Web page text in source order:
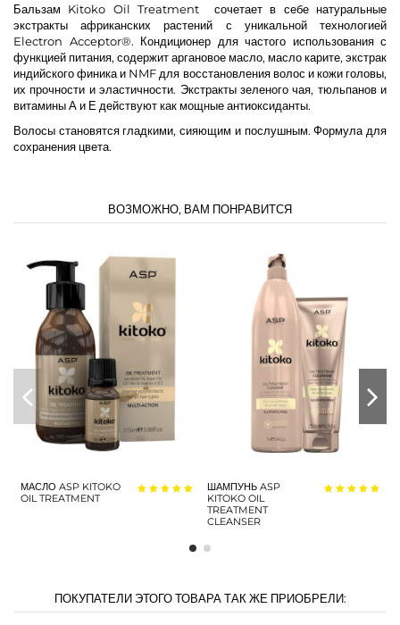
Бальзам Kitoko Oil Treatment сочетает в себе натуральные
экстракты африканских растений с уникальной технологией
Electron Acceptor®. Кондиционер для частого использования с
функцией питания, содержит аргановое масло, масло карите, экстрак
индийского финика и NMF для восстановления волос и кожи головы,
их прочности и эластичности. Экстракты зеленого чая, тюльпанов и
витамины А и Е действуют как мощные антиоксиданты.
Волосы становятся гладкими, сияющим и послушным. Формула для
сохранения цвета.
ВОЗМОЖНО, ВАМ ПОНРАВИТСЯ
МАСЛО ASP KITOKO
OIL TREATMENT
ШАМПУНЬ ASP
KITOKO OIL
TREATMENT
CLEANSER
ПОКУПАТЕЛИ ЭТОГО ТОВАРА ТАК ЖЕ ПРИОБРЕЛИ: